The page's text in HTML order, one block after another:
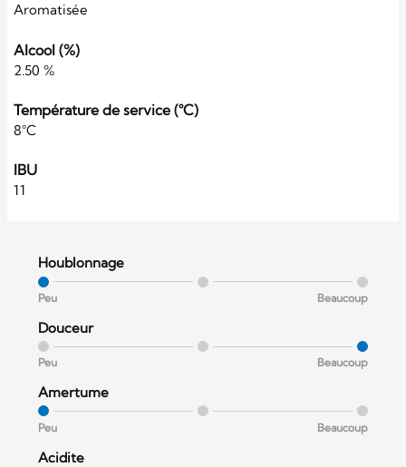
Aromatisée
Alcool (%)
2.50 %
Température de service (°C)
8°C
IBU
11
Houblonnage
Peu Beaucoup
Douceur
Peu Beaucoup
Amertume
Peu Beaucoup
Acidite